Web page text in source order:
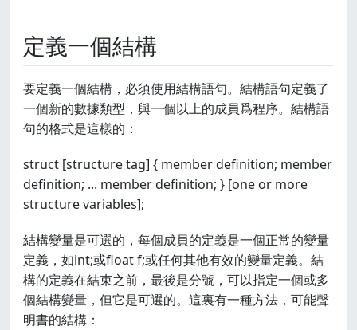
定義一個結構
要定義一個結構，必須使用結構語句。結構語句定義了
一個新的數據類型，與一個以上的成員爲程序。結構語
句的格式是這樣的：
struct [structure tag] { member definition; member
definition; ... member definition; } [one or more
structure variables];
結構變量是可選的，每個成員的定義是一個正常的變量
定義，如int;或float f;或任何其他有效的變量定義。結
構的定義在結束之前，最後是分號，可以指定一個或多
個結構變量，但它是可選的。這裏有一種方法，可能聲
明書的結構：